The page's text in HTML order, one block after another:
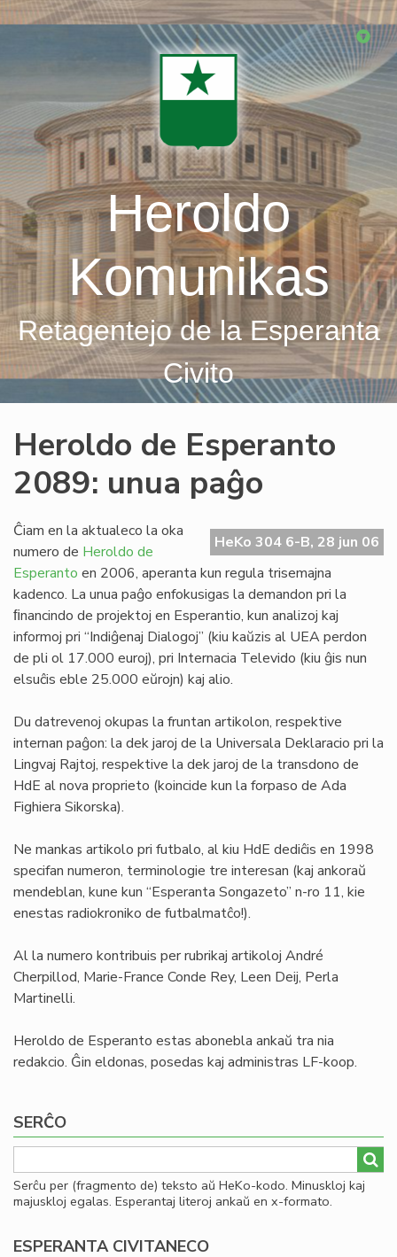
Skip
Heroldo
Komunikas
Retagentejo de la Esperanta
Civito
Heroldo de Esperanto
2089: unua paĝo
HeKo 304 6-B, 28 jun 06
Ĉiam en la aktualeco la oka
numero de Heroldo de
Esperanto en 2006, aperanta kun regula trisemajna
kadenco. La unua paĝo enfokusigas la demandon pri la
ﬁnancindo de projektoj en Esperantio, kun analizoj kaj
informoj pri “Indiĝenaj Dialogoj” (kiu kaŭzis al UEA perdon
de pli ol 17.000 euroj), pri Internacia Televido (kiu ĝis nun
elsuĉis eble 25.000 eŭrojn) kaj alio.
Du datrevenoj okupas la fruntan artikolon, respektive
internan paĝon: la dek jaroj de la Universala Deklaracio pri la
Lingvaj Rajtoj, respektive la dek jaroj de la transdono de
HdE al nova proprieto (koincide kun la forpaso de Ada
Fighiera Sikorska).
Ne mankas artikolo pri futbalo, al kiu HdE dediĉis en 1998
specifan numeron, terminologie tre interesan (kaj ankoraŭ
mendeblan, kune kun “Esperanta Songazeto” n-ro 11, kie
enestas radiokroniko de futbalmatĉo!).
Al la numero kontribuis per rubrikaj artikoloj André
Cherpillod, Marie-France Conde Rey, Leen Deij, Perla
Martinelli.
Heroldo de Esperanto estas abonebla ankaŭ tra nia
redakcio. Ĝin eldonas, posedas kaj administras LF-koop.
SERĈO
Serĉu per (fragmento de) teksto aŭ HeKo-kodo. Minuskloj kaj
majuskloj egalas. Esperantaj literoj ankaŭ en x-formato.
ESPERANTA CIVITANECO